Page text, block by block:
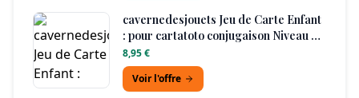
cavernedesjouets Jeu de Carte Enfant
: pour cartatoto conjugaison Niveau CP
ce1 ce2 - Jeu educatif Version
Francaise - Set Jeu de Societe avec
Carte Tigre
8,95 €
Voir l'offre